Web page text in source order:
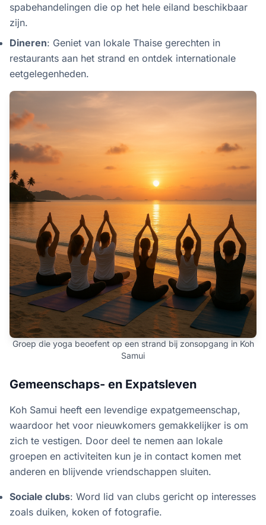
spabehandelingen die op het hele eiland beschikbaar
zijn.
Dineren: Geniet van lokale Thaise gerechten in
restaurants aan het strand en ontdek internationale
eetgelegenheden.
Groep die yoga beoefent op een strand bij zonsopgang in Koh
Samui
Gemeenschaps- en Expatsleven
Koh Samui heeft een levendige expatgemeenschap,
waardoor het voor nieuwkomers gemakkelijker is om
zich te vestigen. Door deel te nemen aan lokale
groepen en activiteiten kun je in contact komen met
anderen en blijvende vriendschappen sluiten.
Sociale clubs: Word lid van clubs gericht op interesses
zoals duiken, koken of fotografie.